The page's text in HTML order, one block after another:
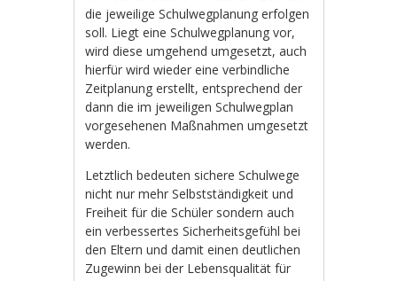
die jeweilige Schulwegplanung erfolgen
soll. Liegt eine Schulwegplanung vor,
wird diese umgehend umgesetzt, auch
hierfür wird wieder eine verbindliche
Zeitplanung erstellt, entsprechend der
dann die im jeweiligen Schulwegplan
vorgesehenen Maßnahmen umgesetzt
werden.
Letztlich bedeuten sichere Schulwege
nicht nur mehr Selbstständigkeit und
Freiheit für die Schüler sondern auch
ein verbessertes Sicherheitsgefühl bei
den Eltern und damit einen deutlichen
Zugewinn bei der Lebensqualität für